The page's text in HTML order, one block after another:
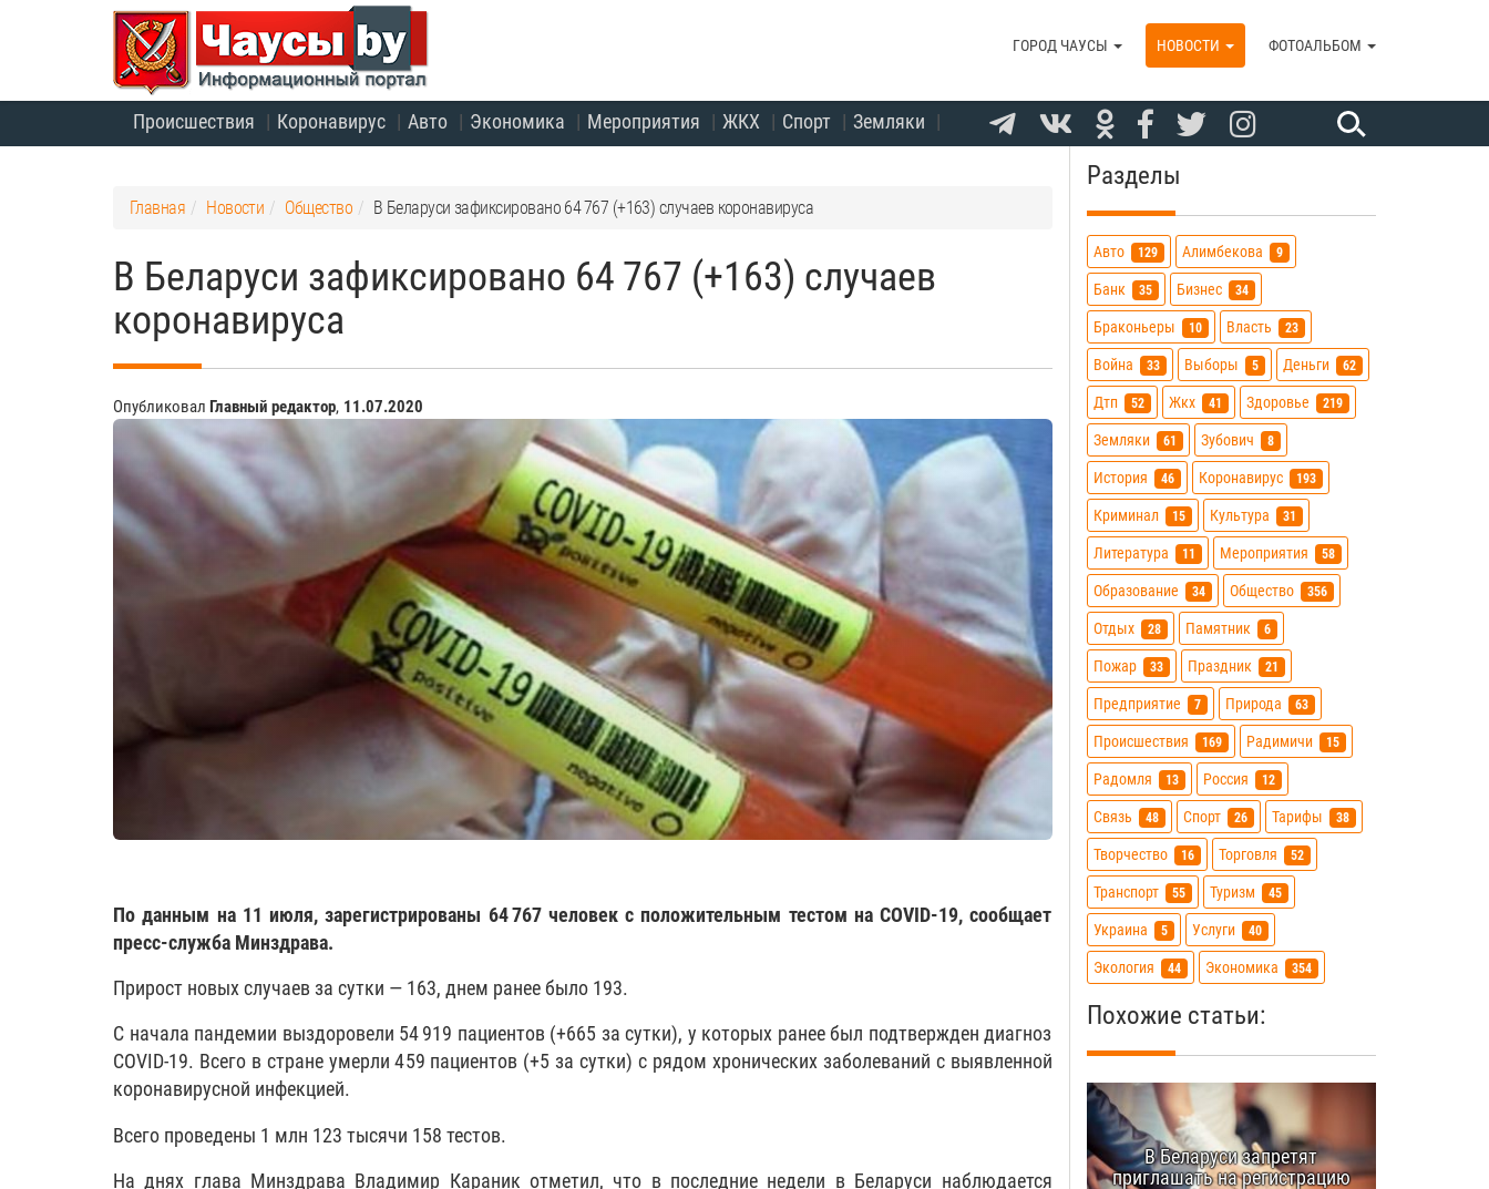
Происшествия Коронавирус Авто Экономика Мероприятия ЖКХ Спорт Земляки
ГОРОД ЧАУСЫ НОВОСТИ ФОТОАЛЬБОМ
Главная Новости Общество В Беларуси зафиксировано 64 767 (+163) случаев коронавируса
В Беларуси зафиксировано 64 767 (+163) случаев
коронавируса
Опубликовал Главный редактор, 11.07.2020
По данным на 11 июля, зарегистрированы 64 767 человек с положительным тестом на COVID-19, сообщает
пресс-служба Минздрава.
Прирост новых случаев за сутки — 163, днем ранее было 193.
С начала пандемии выздоровели 54 919 пациентов (+665 за сутки), у которых ранее был подтвержден диагноз
COVID-19. Всего в стране умерли 459 пациентов (+5 за сутки) с рядом хронических заболеваний с выявленной
коронавирусной инфекцией.
Всего проведены 1 млн 123 тысячи 158 тестов.
На днях глава Минздрава Владимир Караник отметил, что в последние недели в Беларуси наблюдается
Разделы
Авто 129 Алимбекова 9
Банк 35 Бизнес 34
Браконьеры 10 Власть 23
Война 33 Выборы 5 Деньги 62
Дтп 52 Жкх 41 Здоровье 219
Земляки 61 Зубович 8
История 46 Коронавирус 193
Криминал 15 Культура 31
Литература 11 Мероприятия 58
Образование 34 Общество 356
Отдых 28 Памятник 6
Пожар 33 Праздник 21
Предприятие 7 Природа 63
Происшествия 169 Радимичи 15
Радомля 13 Россия 12
Связь 48 Спорт 26 Тарифы 38
Творчество 16 Торговля 52
Транспорт 55 Туризм 45
Украина 5 Услуги 40
Экология 44 Экономика 354
Похожие статьи:
В Беларуси запретят
приглашать на регистрацию